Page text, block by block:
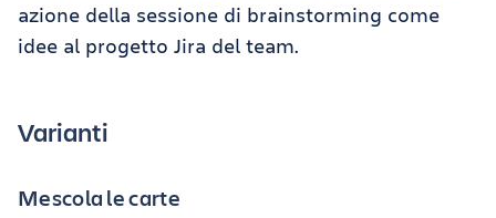
azione della sessione di brainstorming come
idee al progetto Jira del team.
Varianti
Mescola le carte